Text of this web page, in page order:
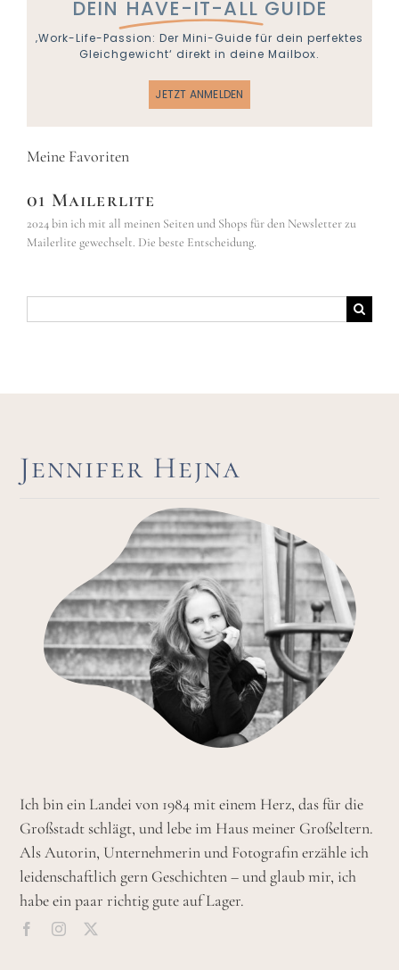
DEIN HAVE-IT-ALL GUIDE
‚Work-Life-Passion: Der Mini-Guide für dein perfektes
Gleichgewicht‘ direkt in deine Mailbox.
JETZT ANMELDEN
Meine Favoriten
01 Mailerlite
2024 bin ich mit all meinen Seiten und Shops für den Newsletter zu
Mailerlite gewechselt. Die beste Entscheidung.
nach:
Jennifer Hejna
Ich bin ein Landei von 1984 mit einem Herz, das für die
Großstadt schlägt, und lebe im Haus meiner Großeltern.
Als Autorin, Unternehmerin und Fotografin erzähle ich
leidenschaftlich gern Geschichten – und glaub mir, ich
habe ein paar richtig gute auf Lager.